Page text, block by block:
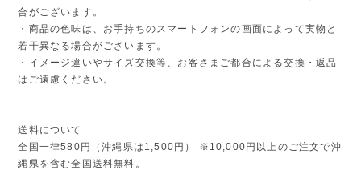
合がございます。
・商品の色味は、お手持ちのスマートフォンの画面によって実物と
若干異なる場合がございます。
・イメージ違いやサイズ交換等、お客さまご都合による交換・返品
はご遠慮ください。
送料について
全国一律580円（沖縄県は1,500円） ※10,000円以上のご注文で沖
縄県を含む全国送料無料。